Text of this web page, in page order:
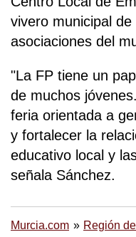
vivero municipal
asociaciones del
"La FP tiene un
de muchos
feria orientada a
y fortalecer la
educativo local y
señala Sánchez.
Murcia.com Región